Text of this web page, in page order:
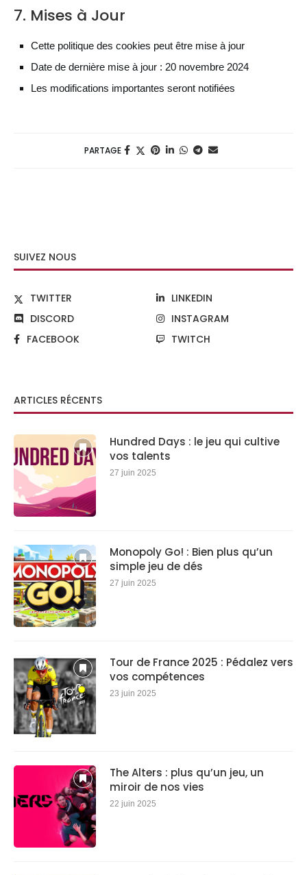
7. Mises à Jour
Cette politique des cookies peut être mise à jour
Date de dernière mise à jour : 20 novembre 2024
Les modifications importantes seront notifiées
PARTAGE
SUIVEZ NOUS
TWITTER
LINKEDIN
DISCORD
INSTAGRAM
FACEBOOK
TWITCH
ARTICLES RÉCENTS
Hundred Days : le jeu qui cultive
vos talents
27 juin 2025
Monopoly Go! : Bien plus qu’un
simple jeu de dés
27 juin 2025
Tour de France 2025 : Pédalez vers
vos compétences
23 juin 2025
The Alters : plus qu’un jeu, un
miroir de nos vies
22 juin 2025